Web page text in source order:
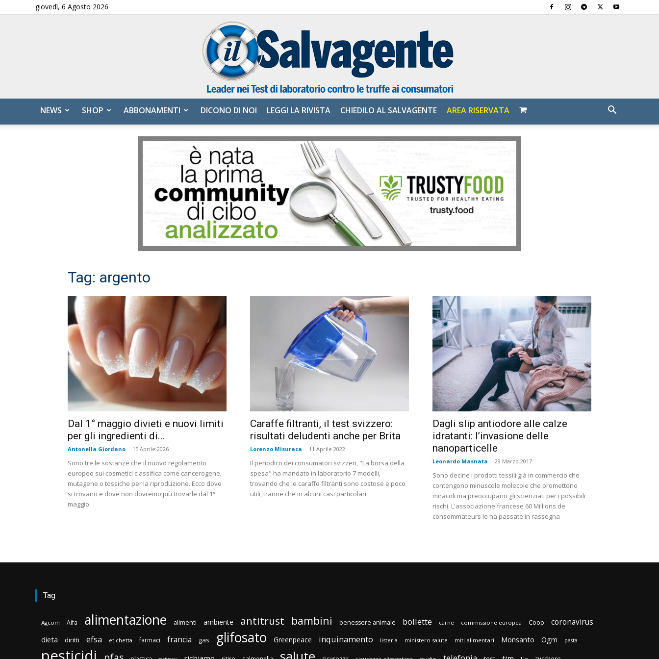
giovedì, 6 Agosto 2026
Salvagente
NEWS SHOP ABBONAMENTI DICONO DI NOI LEGGI LA RIVISTA CHIEDILO AL SALVAGENTE AREA RISERVATA
Tag: argento
Dal 1° maggio divieti e nuovi limiti
per gli ingredienti di...
Antonella Giordano - 15 Aprile 2026
Sono tre le sostanze che il nuovo regolamento
europeo sui cosmetici classifica come cancerogene,
mutagene o tossiche per la riproduzione. Ecco dove
si trovano e dove non dovremo più trovarle dal 1°
maggio
Caraffe filtranti, il test svizzero:
risultati deludenti anche per Brita
Lorenzo Misuraca - 11 Aprile 2022
Il periodico dei consumatori svizzeri, "La borsa della
spesa" ha mandato in laboratorio 7 modelli,
trovando che le caraffe filtranti sono costose e poco
utili, tranne che in alcuni casi particolari
Dagli slip antiodore alle calze
idratanti: l’invasione delle
nanoparticelle
Leonardo Masnata - 29 Marzo 2017
Sono decine i prodotti tessili già in commercio che
contengono minuscole molecole che promettono
miracoli ma preoccupano gli scienziati per i possibili
rischi. L'associazione francese 60 Millions de
consommateurs le ha passate in rassegna
Tag
Agcom Aifa alimentazione alimenti ambiente antitrust bambini benessere animale bollette carne commissione europea Coop coronavirus
dieta diritti efsa etichetta farmaci francia gas glifosato Greenpeace inquinamento listeria ministero salute miti alimentari Monsanto Ogm pasta